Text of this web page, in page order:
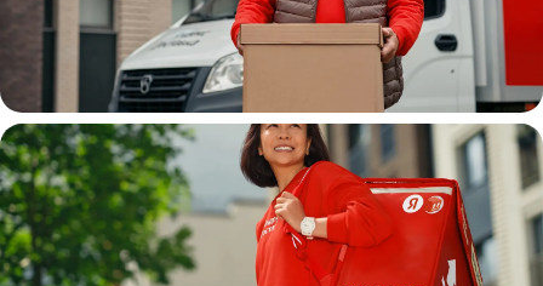
Водитель
грузовой машины